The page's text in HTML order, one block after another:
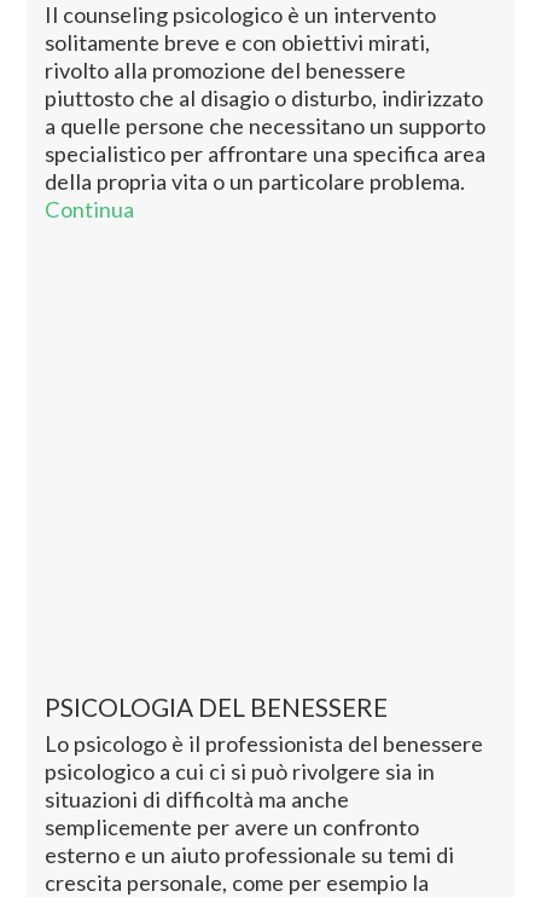
Il counseling psicologico è un intervento
solitamente breve e con obiettivi mirati,
rivolto alla promozione del benessere
piuttosto che al disagio o disturbo, indirizzato
a quelle persone che necessitano un supporto
specialistico per affrontare una specifica area
della propria vita o un particolare problema.
Continua
PSICOLOGIA DEL BENESSERE
Lo psicologo è il professionista del benessere
psicologico a cui ci si può rivolgere sia in
situazioni di difficoltà ma anche
semplicemente per avere un confronto
esterno e un aiuto professionale su temi di
crescita personale, come per esempio la